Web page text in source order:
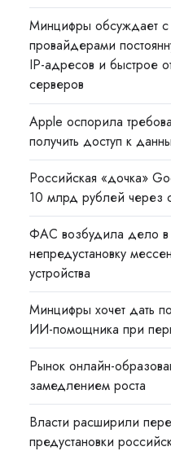
Минцифры обсуждает с
провайдерами
IP-адресов и быстрое
серверов
Apple оспорила
получить доступ к
Российская «дочка»
10 млрд рублей через
ФАС возбудила дело в
непредустановку
устройства
Минцифры хочет дать
ИИ-помощника при
Рынок онлайн-
замедлением роста
Власти расширили
предустановки